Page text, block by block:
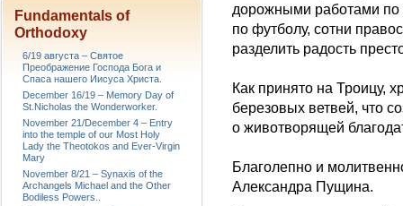
дорожными работами по
по футболу, сотни
разделить радость
Как принято на Троицу,
березовых ветвей, что
о животворящей
Благолепно и
Александра Пущина.
Fundamentals of
Orthodoxy
6/19 августа – Святое
Преображение Господа Бога и
Спаса нашего Иисуса Христа.
December 16/19 – Memory Day of
St.Nicholas the Wonderworker.
November 21/December 4 – Entry
into the temple of our Most Holy
Lady the Theotokos and Ever-Virgin
Mary
November 8/21 – Synaxis of the
Archangels Michael and the Other
Bodiless Powers..